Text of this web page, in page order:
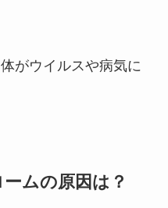
がウイルスや病気に
ムの原因は？